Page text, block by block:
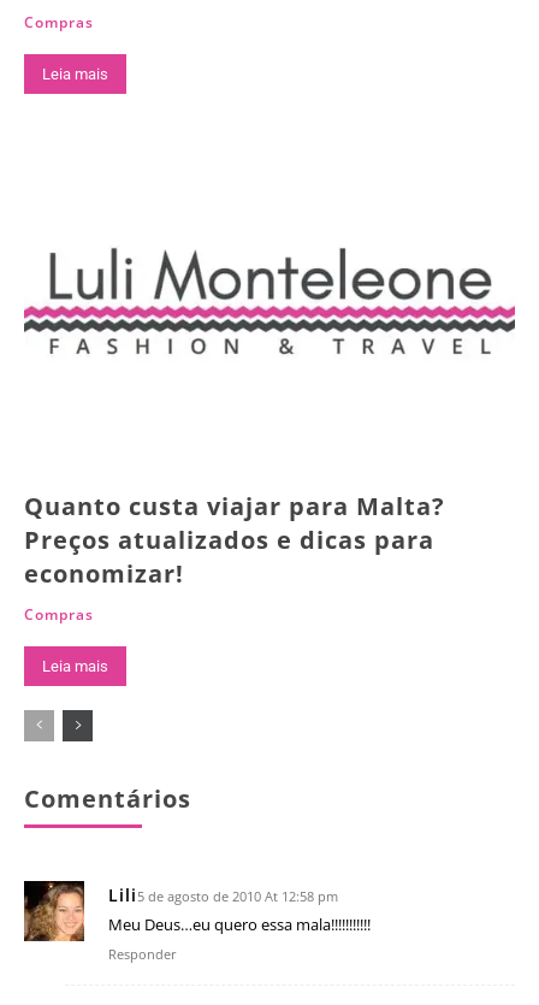
Compras
Leia mais
Quanto custa viajar para Malta?
Preços atualizados e dicas para
economizar!
Compras
Leia mais
Comentários
Lili 5 de agosto de 2010 At 12:58 pm
Meu Deus…eu quero essa mala!!!!!!!!!!!
Responder